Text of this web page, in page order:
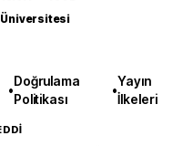
•
Doğrulama
Politikası
•
Yayın
İlkeleri